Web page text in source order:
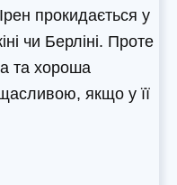
прокидається у
чи Берліні. Проте
та хороша
якщо у її